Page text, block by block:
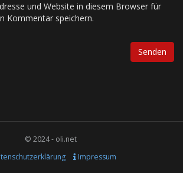
und Website in diesem Browser für
Kommentar speichern.
© 2024 - oli.net
Impressum